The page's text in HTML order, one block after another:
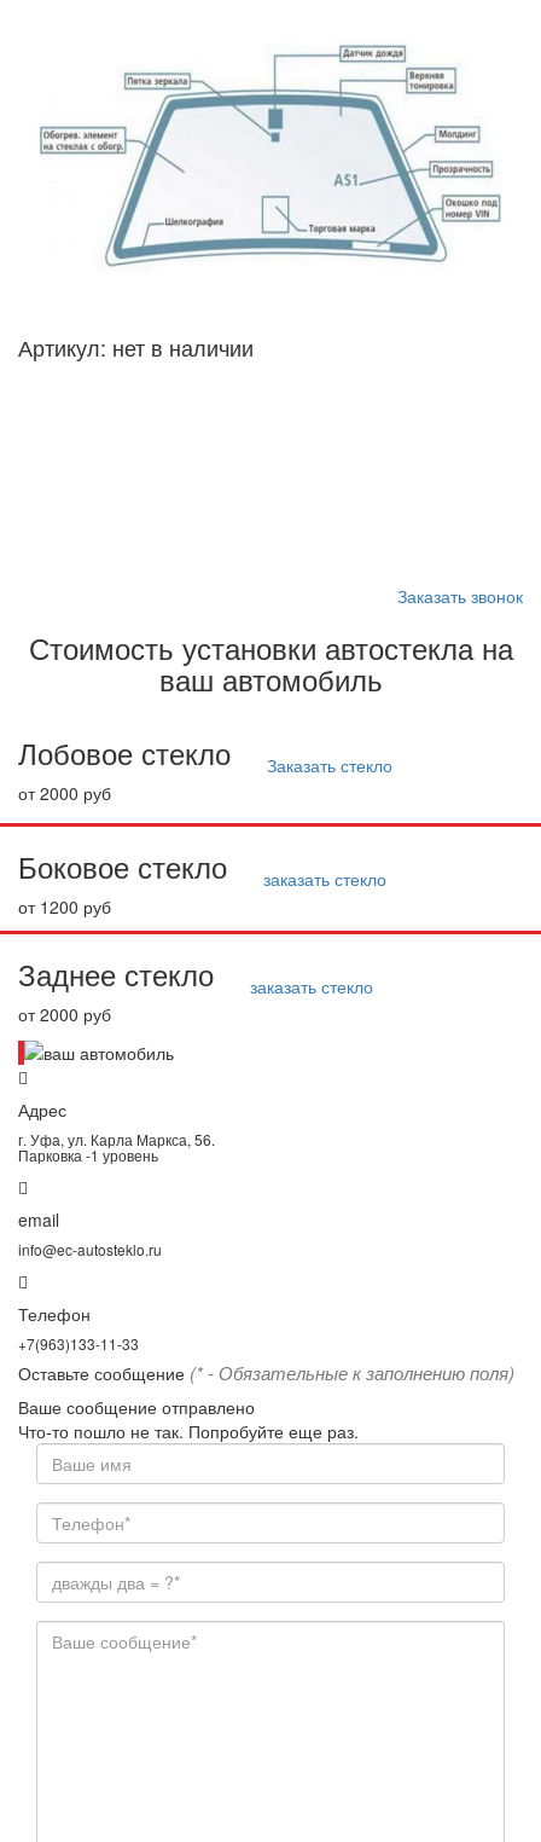
Артикул: нет в наличии
Заказать звонок
Стоимость установки автостекла на
ваш автомобиль
Лобовое стекло
от 2000 руб
Заказать стекло
Боковое стекло
от 1200 руб
заказать стекло
Заднее стекло
от 2000 руб
заказать стекло
Адрес
г. Уфа, ул. Карла Маркса, 56.
Парковка -1 уровень
email
info@ec-autosteklo.ru
Телефон
+7(963)133-11-33
Оставьте сообщение (* - Обязательные к заполнению поля)
Ваше сообщение отправлено
Что-то пошло не так. Попробуйте еще раз.